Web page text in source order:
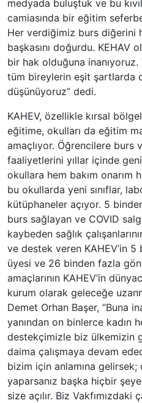
medyada buluştuk ve bu
camiasında bir eğitim
Her verdiğimiz burs diğerini
başkasını doğurdu. KEHAV
bir hak olduğuna
tüm bireylerin eşit şartlarda
düşünüyoruz” dedi.
KAHEV, özellikle kırsal
eğitime, okulları da eğitim
amaçlıyor. Öğrencilere burs
faaliyetlerini yıllar içinde
okullara hem bakım onarım
bu okullarda yeni sınıflar,
kütüphaneler açıyor. 5
burs sağlayan ve COVID
kaybeden sağlık
ve destek veren KAHEV’in 5
üyesi ve 26 binden fazla
amaçlarının KAHEV’in
kurum olarak geleceğe
Demet Orhan Başer, “Buna
yanından on binlerce kadın
destekçimizle biz ülkemizin
daima çalışmaya devam
bizim için anlamına
yaparsanız başka hiçbir
size açılır. Biz Vakfımızdaki